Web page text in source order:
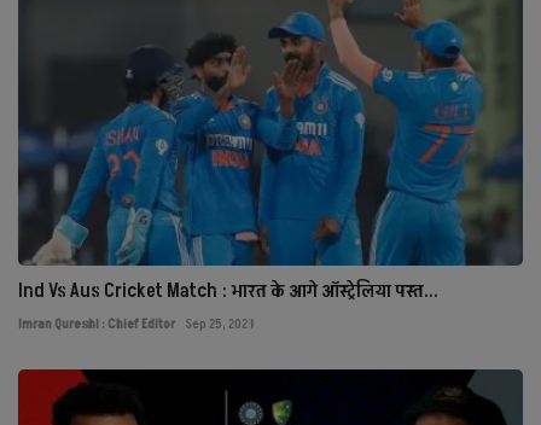
Ind Vs Aus Cricket Match : भारत के आगे ऑस्ट्रेलिया पस्त...
Imran Qureshi : Chief Editor Sep 25, 2023